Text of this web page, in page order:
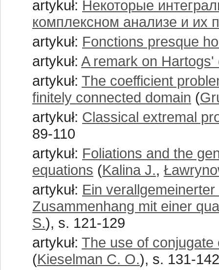
artykuł: Некоторые
комплексном анализе и их
artykuł: Fonctions presque
artykuł: A remark on
artykuł: The coefficient
finitely connected domain (
artykuł: Classical extremal
89-110
artykuł: Foliations and the
equations (Kalina J.,
artykuł: Ein
Zusammenhang mit einer
S.), s. 121-129
artykuł: The use of
(Kieselman C. O.), s. 131-142